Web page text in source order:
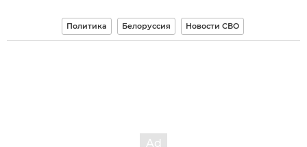
Политика Белоруссия Новости СВО